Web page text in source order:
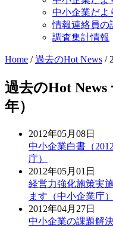
中小企業だよ
情報連絡員の
調査集計情報
Home /過去のHot News /
過去のHot
年）
2012年05月08日
中小企業白書（
庁）
2012年05月01日
経営力強化施策実
ます（中小企業庁）
2012年04月27日
中小企業の課題解